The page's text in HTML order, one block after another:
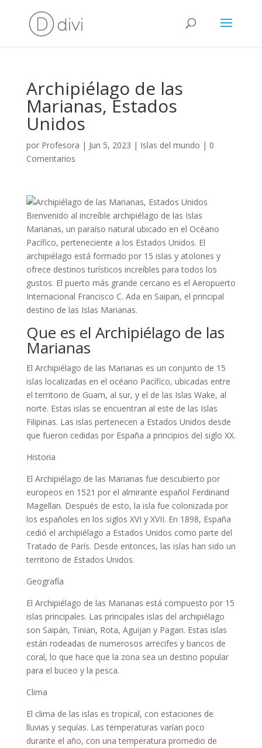
Archipiélago de las
Marianas, Estados
Unidos
por Profesora | Jun 5, 2023 | Islas del mundo | 0
Comentarios
Bienvenido al increíble archipiélago de las Islas
Marianas, un paraíso natural ubicado en el Océano
Pacífico, perteneciente a los Estados Unidos. El
archipiélago está formado por 15 islas y atolones y
ofrece destinos turísticos increíbles para todos los
gustos. El puerto más grande cercano es el Aeropuerto
Internacional Francisco C. Ada en Saipan, el principal
destino de las Islas Marianas.
Que es el Archipiélago de las
Marianas
El Archipiélago de las Marianas es un conjunto de 15
islas localizadas en el océano Pacífico, ubicadas entre
el territorio de Guam, al sur, y el de las Islas Wake, al
norte. Estas islas se encuentran al este de las Islas
Filipinas. Las islas pertenecen a Estados Unidos desde
que fueron cedidas por España a principios del siglo XX.
Historia
El Archipiélago de las Marianas fue descubierto por
europeos en 1521 por el almirante español Ferdinand
Magellan. Después de esto, la isla fue colonizada por
los españoles en los siglos XVI y XVII. En 1898, España
cedió el archipiélago a Estados Unidos como parte del
Tratado de París. Desde entonces, las islas han sido un
territorio de Estados Unidos.
Geografía
El Archipiélago de las Marianas está compuesto por 15
islas principales. Las principales islas del archipiélago
son Saipán, Tinian, Rota, Aguijan y Pagan. Estas islas
están rodeadas de numerosos arrecifes y bancos de
coral, lo que hace que la zona sea un destino popular
para el buceo y la pesca.
Clima
El clima de las islas es tropical, con estaciones de
lluvias y sequías. Las temperaturas varían poco
durante el año, con una temperatura promedio de